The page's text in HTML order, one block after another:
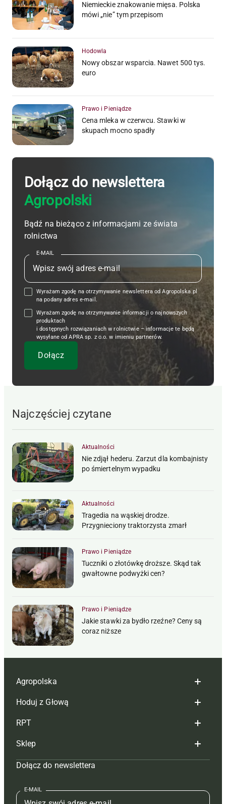
Niemieckie znakowanie mięsa. Polska
mówi „nie” tym przepisom
Hodowla
Nowy obszar wsparcia. Nawet 500 tys.
euro
Prawo i Pieniądze
Cena mleka w czerwcu. Stawki w
skupach mocno spadły
Dołącz do newslettera
Agropolski
Bądź na bieżąco z informacjami ze świata
rolnictwa
E-MAIL
Wyrażam zgodę na otrzymywanie newslettera od Agropolska.pl
na podany adres e-mail.
Wyrażam zgodę na otrzymywanie informacji o najnowszych
produktach
i dostępnych rozwiązaniach w rolnictwie – informacje te będą
wysyłane od APRA sp. z o.o. w imieniu partnerów.
Najczęściej czytane
Aktualności
Nie zdjął hederu. Zarzut dla kombajnisty
po śmiertelnym wypadku
Aktualności
Tragedia na wąskiej drodze.
Przygnieciony traktorzysta zmarł
Prawo i Pieniądze
Tuczniki o złotówkę droższe. Skąd tak
gwałtowne podwyżki cen?
Prawo i Pieniądze
Jakie stawki za bydło rzeźne? Ceny są
coraz niższe
Agropolska
Redakcja
Reklama
Tagi
Mapa serwisu
Kontakt
Hoduj z Głową
Hoduj z głową bydło
Hoduj z głową świnie
Prenumerata
Redakcja
RPT
Redakcja
Prenumerata
Reklama
Sklep
Czasopisma i prenumerata
Książki
Dołącz do newslettera
E-MAIL